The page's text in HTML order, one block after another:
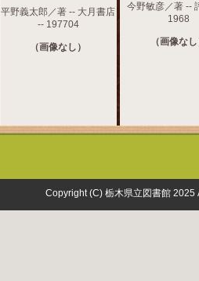
平野義太郎／著 -- 大月書店
-- 197704
（画像なし）
今野敏彦／著 --
1968
（画像なし
Copyright (C) 栃木県立図書館 2025